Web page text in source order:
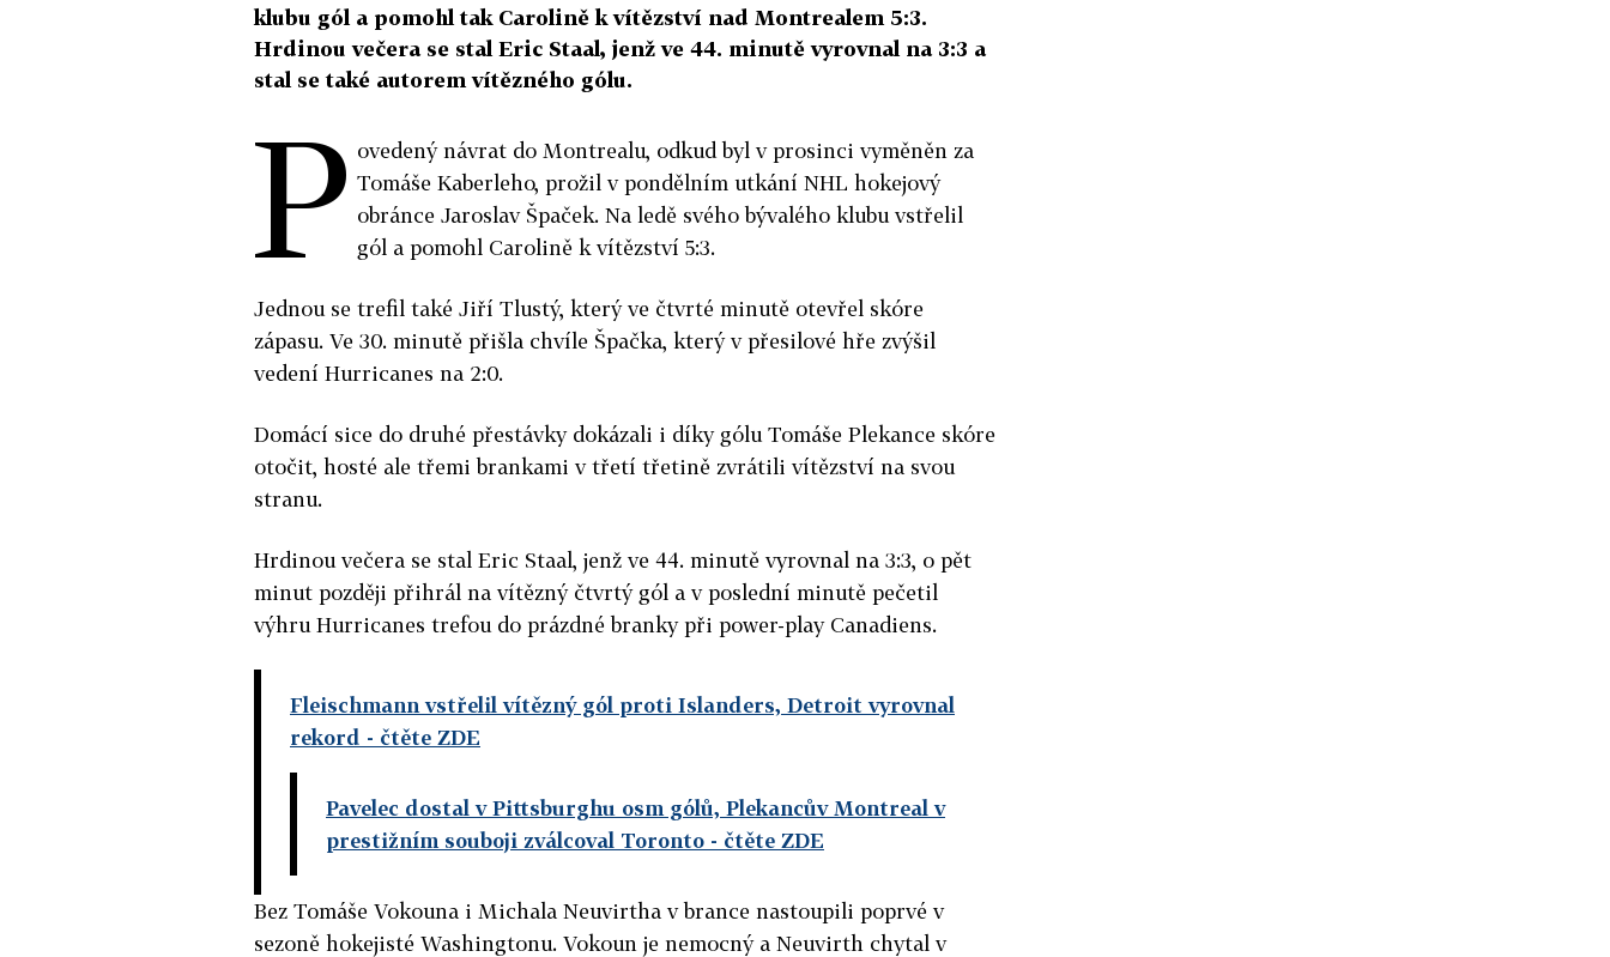
klubu gól a pomohl tak Carolině k vítězství nad Montrealem 5:3.
Hrdinou večera se stal Eric Staal, jenž ve 44. minutě vyrovnal na 3:3 a
stal se také autorem vítězného gólu.
P ovedený návrat do Montrealu, odkud byl v prosinci vyměněn za
Tomáše Kaberleho, prožil v pondělním utkání NHL hokejový
obránce Jaroslav Špaček. Na ledě svého bývalého klubu vstřelil
gól a pomohl Carolině k vítězství 5:3.
Jednou se trefil také Jiří Tlustý, který ve čtvrté minutě otevřel skóre
zápasu. Ve 30. minutě přišla chvíle Špačka, který v přesilové hře zvýšil
vedení Hurricanes na 2:0.
Domácí sice do druhé přestávky dokázali i díky gólu Tomáše Plekance skóre
otočit, hosté ale třemi brankami v třetí třetině zvrátili vítězství na svou
stranu.
Hrdinou večera se stal Eric Staal, jenž ve 44. minutě vyrovnal na 3:3, o pět
minut později přihrál na vítězný čtvrtý gól a v poslední minutě pečetil
výhru Hurricanes trefou do prázdné branky při power-play Canadiens.
Fleischmann vstřelil vítězný gól proti Islanders, Detroit vyrovnal
rekord - čtěte ZDE
Pavelec dostal v Pittsburghu osm gólů, Plekancův Montreal v
prestižním souboji zválcoval Toronto - čtěte ZDE
Bez Tomáše Vokouna i Michala Neuvirtha v brance nastoupili poprvé v
sezoně hokejisté Washingtonu. Vokoun je nemocný a Neuvirth chytal v